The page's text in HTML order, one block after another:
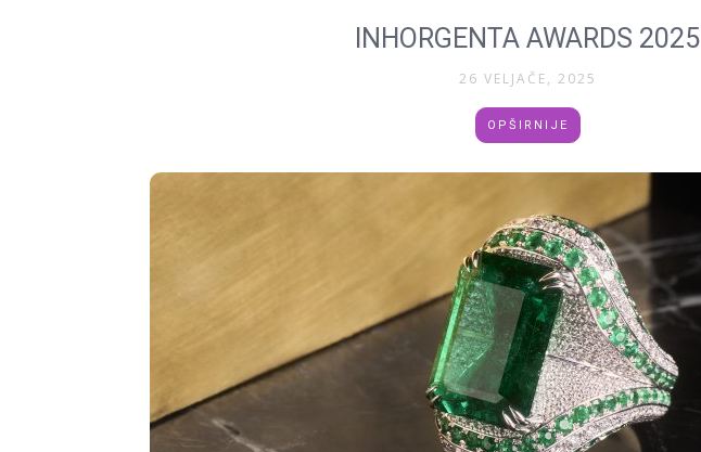
INHORGENTA AWARDS 2025
26 VELJAČE, 2025
OPŠIRNIJE